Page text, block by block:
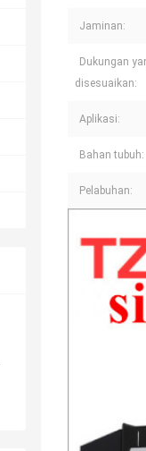
Jaminan:
Dukungan
disesuaikan:
Aplikasi:
Bahan tubuh:
Pelabuhan: